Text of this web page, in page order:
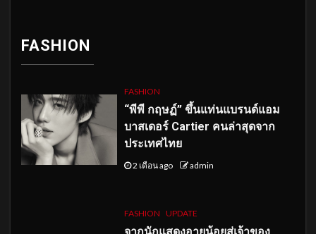
FASHION
FASHION
“พีพี กฤษฏ์” ขึ้นแท่นแบรนด์แอม
บาสเดอร์ Cartier คนล่าสุดจาก
ประเทศไทย
2 เดือน ago admin
FASHION UPDATE